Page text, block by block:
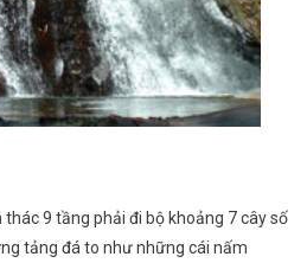
9 tầng phải đi bộ khoảng 7 cây số
tảng đá to như những cái nấm